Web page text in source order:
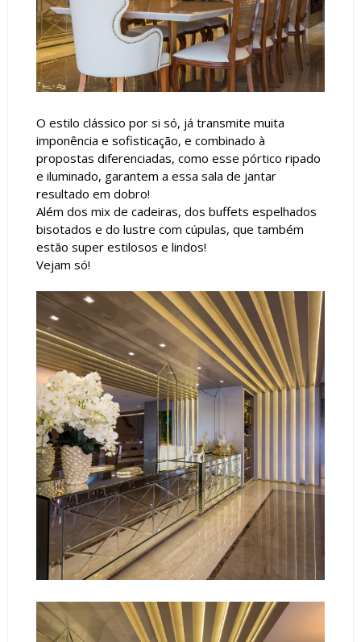
O estilo clássico por si só, já transmite muita
imponência e sofisticação, e combinado à
propostas diferenciadas, como esse pórtico ripado
e iluminado, garantem a essa sala de jantar
resultado em dobro!
Além dos mix de cadeiras, dos buffets espelhados
bisotados e do lustre com cúpulas, que também
estão super estilosos e lindos!
Vejam só!